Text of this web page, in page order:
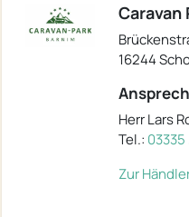
Caravan
16244
Herr Lars
Tel.:
Zur